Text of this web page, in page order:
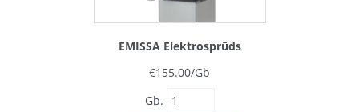
EMISSA Elektrosprūds
€155.00/Gb
Gb.